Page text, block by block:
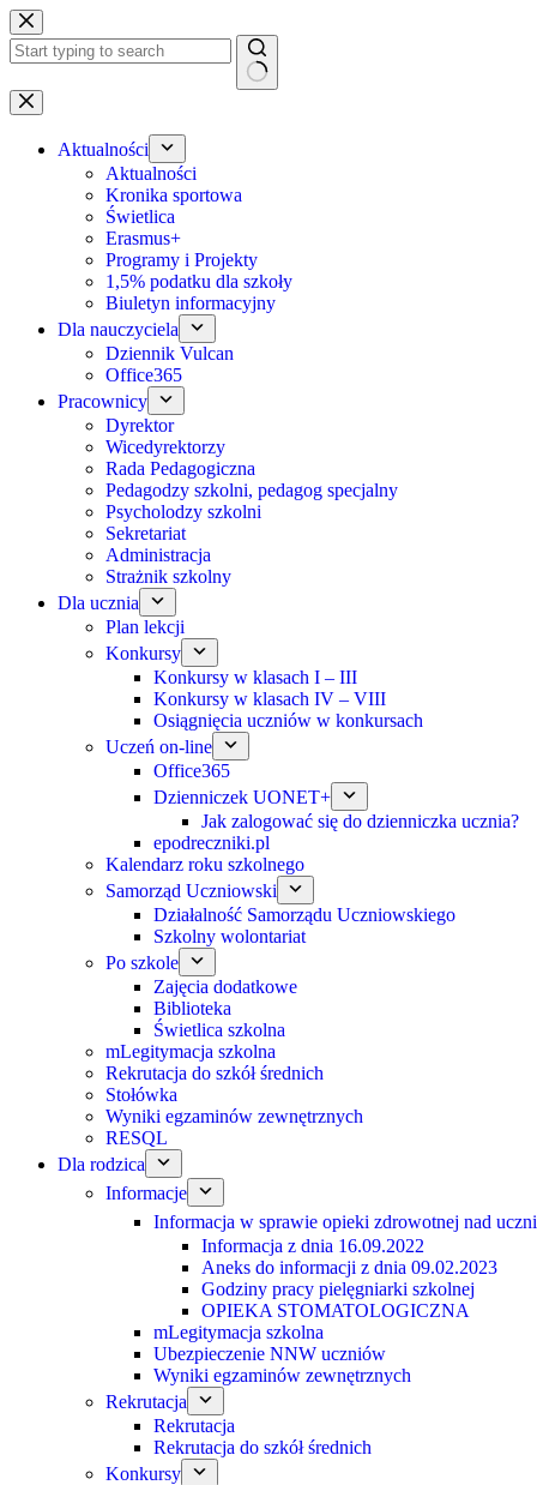
Przejdź
do
treści
Brak
wyników
Aktualności
Aktualności
Kronika sportowa
Świetlica
Erasmus+
Programy i Projekty
1,5% podatku dla szkoły
Biuletyn informacyjny
Dla nauczyciela
Dziennik Vulcan
Office365
Pracownicy
Dyrektor
Wicedyrektorzy
Rada Pedagogiczna
Pedagodzy szkolni, pedagog specjalny
Psycholodzy szkolni
Sekretariat
Administracja
Strażnik szkolny
Dla ucznia
Plan lekcji
Konkursy
Konkursy w klasach I – III
Konkursy w klasach IV – VIII
Osiągnięcia uczniów w konkursach
Uczeń on-line
Office365
Dzienniczek UONET+
Jak zalogować się do dzienniczka ucznia?
epodreczniki.pl
Kalendarz roku szkolnego
Samorząd Uczniowski
Działalność Samorządu Uczniowskiego
Szkolny wolontariat
Po szkole
Zajęcia dodatkowe
Biblioteka
Świetlica szkolna
mLegitymacja szkolna
Rekrutacja do szkół średnich
Stołówka
Wyniki egzaminów zewnętrznych
RESQL
Dla rodzica
Informacje
Informacja w sprawie opieki zdrowotnej nad
Informacja z dnia 16.09.2022
Aneks do informacji z dnia 09.02.2023
Godziny pracy pielęgniarki szkolnej
OPIEKA STOMATOLOGICZNA
mLegitymacja szkolna
Ubezpieczenie NNW uczniów
Wyniki egzaminów zewnętrznych
Rekrutacja
Rekrutacja
Rekrutacja do szkół średnich
Konkursy